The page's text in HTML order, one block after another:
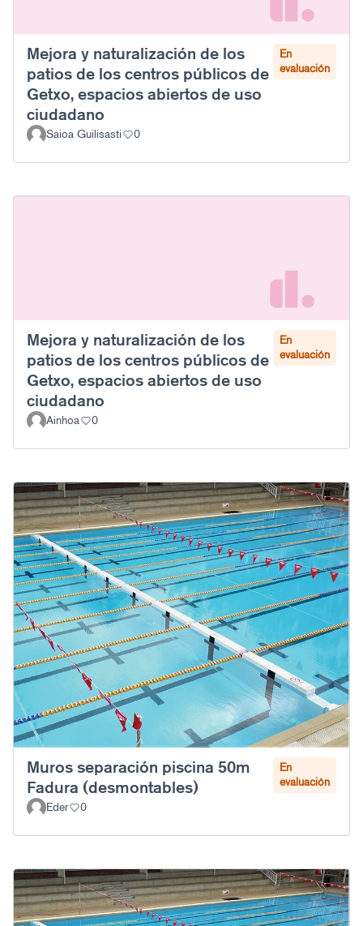
Mejora y naturalización de los
patios de los centros públicos de
Getxo, espacios abiertos de uso
ciudadano
En
evaluación
Saioa Guilisasti 0
Mejora y naturalización de los
patios de los centros públicos de
Getxo, espacios abiertos de uso
ciudadano
En
evaluación
Ainhoa 0
Muros separación piscina 50m
Fadura (desmontables)
En
evaluación
Eder
0